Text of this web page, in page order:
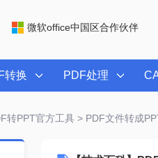
微软office中国区合作伙伴
转换 PDF处理
转PPT官方工具> PDF文件转成